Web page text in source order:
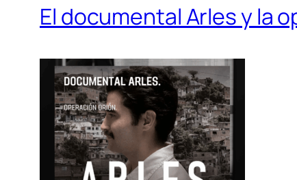
El documental Arles y la